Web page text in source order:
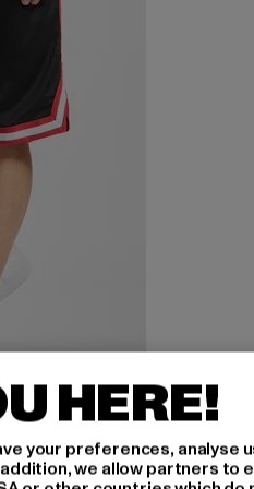
29,99 EUR
HERE!
your preferences, analyse
we allow partners to